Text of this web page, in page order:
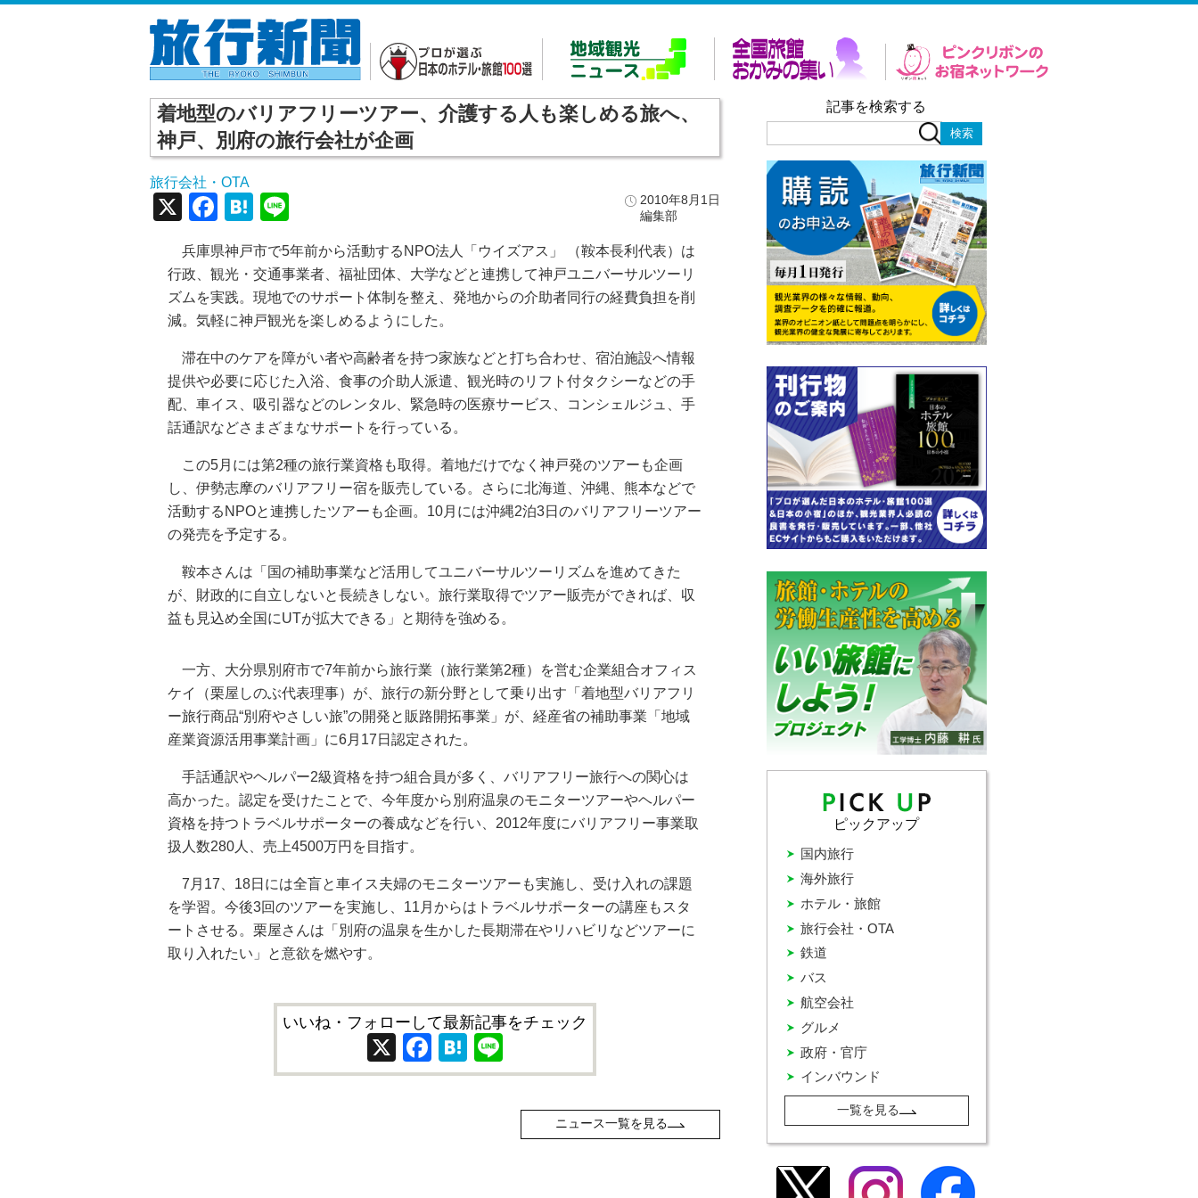
着地型のバリアフリーツアー、介護する人も楽しめる旅へ、
神戸、別府の旅行会社が企画
旅行会社・OTA
2010年8月1日
編集部
X Facebook
Hatena
兵庫県神戸市で5年前から活動するNPO法人「ウイズアス」 （鞍本長利代表）は
行政、観光・交通事業者、福祉団体、大学などと連携して神戸ユニバーサルツーリ
ズムを実践。現地でのサポート体制を整え、発地からの介助者同行の経費負担を削
減。気軽に神戸観光を楽しめるようにした。
滞在中のケアを障がい者や高齢者を持つ家族などと打ち合わせ、宿泊施設へ情報
提供や必要に応じた入浴、食事の介助人派遣、観光時のリフト付タクシーなどの手
配、車イス、吸引器などのレンタル、緊急時の医療サービス、コンシェルジュ、手
話通訳などさまざまなサポートを行っている。
この5月には第2種の旅行業資格も取得。着地だけでなく神戸発のツアーも企画
し、伊勢志摩のバリアフリー宿を販売している。さらに北海道、沖縄、熊本などで
活動するNPOと連携したツアーも企画。10月には沖縄2泊3日のバリアフリーツアー
の発売を予定する。
鞍本さんは「国の補助事業など活用してユニバーサルツーリズムを進めてきた
が、財政的に自立しないと長続きしない。旅行業取得でツアー販売ができれば、収
益も見込め全国にUTが拡大できる」と期待を強める。
一方、大分県別府市で7年前から旅行業（旅行業第2種）を営む企業組合オフィス
ケイ（栗屋しのぶ代表理事）が、旅行の新分野として乗り出す「着地型バリアフリ
ー旅行商品“別府やさしい旅”の開発と販路開拓事業」が、経産省の補助事業「地域
産業資源活用事業計画」に6月17日認定された。
手話通訳やヘルパー2級資格を持つ組合員が多く、バリアフリー旅行への関心は
高かった。認定を受けたことで、今年度から別府温泉のモニターツアーやヘルパー
資格を持つトラベルサポーターの養成などを行い、2012年度にバリアフリー事業取
扱人数280人、売上4500万円を目指す。
7月17、18日には全盲と車イス夫婦のモニターツアーも実施し、受け入れの課題
を学習。今後3回のツアーを実施し、11月からはトラベルサポーターの講座もスタ
ートさせる。栗屋さんは「別府の温泉を生かした長期滞在やリハビリなどツアーに
取り入れたい」と意欲を燃やす。
いいね・フォローして最新記事をチェック
X Facebook
Hatena
ニュース一覧を見る
記事を検索する
ピックアップ
インバウンド
グルメ
バス
ホテル・旅館
国内旅行
政府・官庁
旅行会社・OTA
海外旅行
航空会社
鉄道
一覧を見る